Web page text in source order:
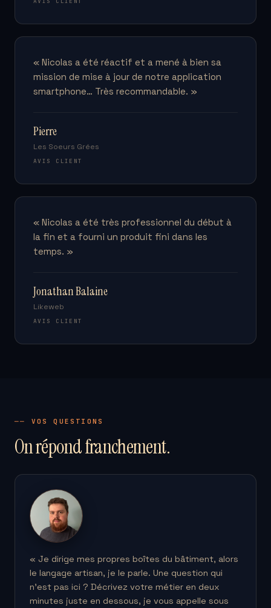
« Nicolas a été réactif et a mené à bien sa
mission de mise à jour de notre application
smartphone… Très recommandable. »
Pierre
Les Soeurs Grées
AVIS CLIENT
« Nicolas a été très professionnel du début à
la fin et a fourni un produit fini dans les
temps. »
Jonathan Balaine
Likeweb
AVIS CLIENT
── VOS QUESTIONS
On répond franchement.
« Je dirige mes propres boîtes du bâtiment, alors
le langage artisan, je le parle. Une question qui
n'est pas ici ? Décrivez votre métier en deux
minutes juste en dessous, je vous appelle sous